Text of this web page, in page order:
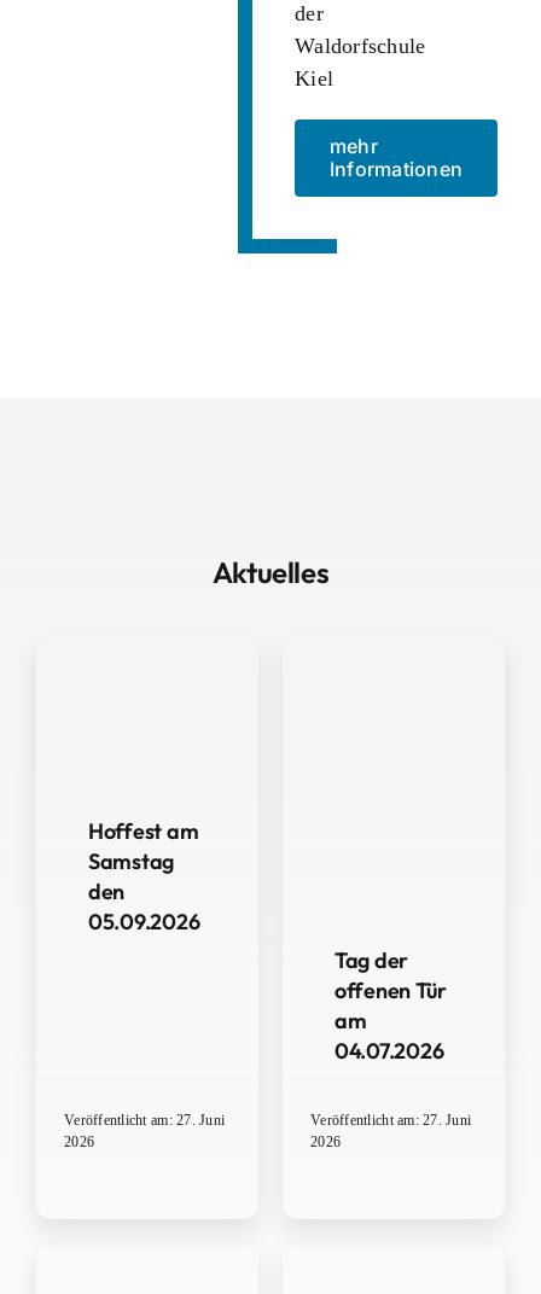
der
Waldorfschule
Kiel
mehr
Informationen
Aktuelles
Hoffest am
Samstag
den
05.09.2026
Veröffentlicht am: 27. Juni
2026
Tag der
offenen Tür
am
04.07.2026
Veröffentlicht am: 27. Juni
2026